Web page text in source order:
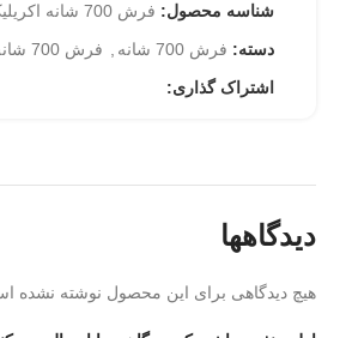
شناسه محصول: فرش 700 شانه اکریلیک کد 77131
دسته: فرش 700 شانه , فرش 700 شانه بزرگمهر
اشتراک گذاری:
دیدگاهها
هیچ دیدگاهی برای این محصول نوشته نشده